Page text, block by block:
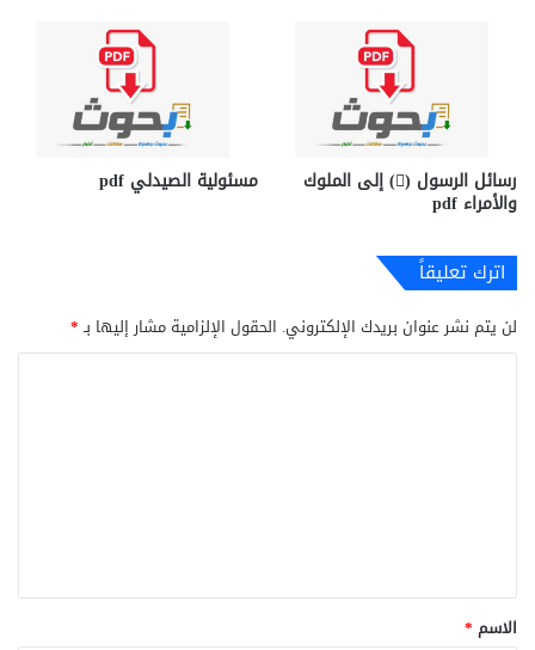
رسائل الرسول () إلى الملوك
والأمراء pdf
مسئولية الصيدلي pdf
اترك تعليقاً
لن يتم نشر عنوان بريدك الإلكتروني. الحقول الإلزامية مشار إليها بـ*
*
الاسم *